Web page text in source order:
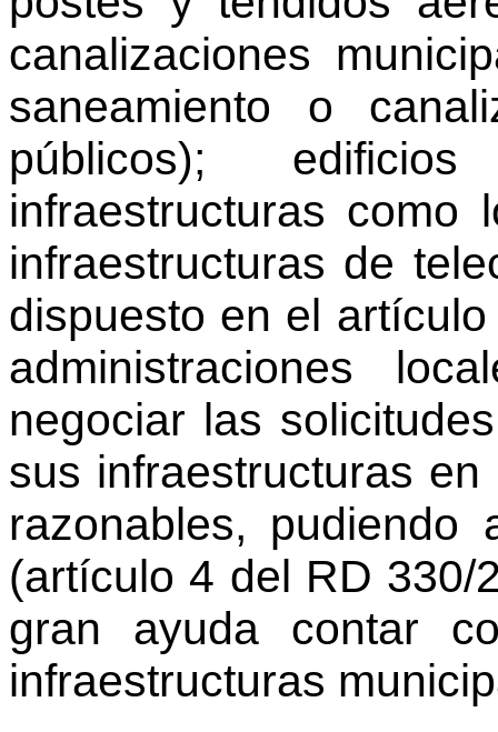
canalizaciones
saneamiento o
públicos);
infraestructuras como
infraestructuras de
dispuesto en el
administraciones
negociar las
sus infraestructuras
razonables,
(artículo 4 del RD
gran ayuda contar
infraestructuras